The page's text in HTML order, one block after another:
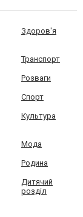
Здоров'я
Транспорт
Розваги
Спорт
Культура
Мода
Родина
Дитячий
розділ